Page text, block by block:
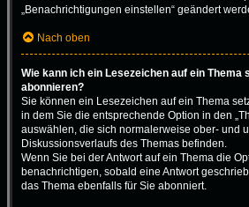
„Benachrichtigungen einstellen“ geändert
Nach oben
Wie kann ich ein Lesezeichen auf ein Thema
abonnieren?
Sie können ein Lesezeichen auf ein Thema
in dem Sie die entsprechende Option in den
auswählen, die sich normalerweise ober- und
Diskussionsverlaufs des Themas befinden.
Wenn Sie bei der Antwort auf ein Thema die
benachrichtigen, sobald eine Antwort
das Thema ebenfalls für Sie abonniert.